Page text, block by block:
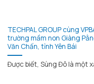
TECHPAL GROUP cùng
trường mầm non Giàng
Văn Chấn, tỉnh Yên Bái
Được biết, Sùng Đô là một